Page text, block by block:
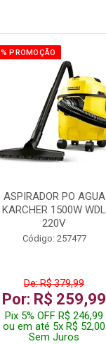
% PROMOÇÃO
ASPIRADOR PO AGUA
KARCHER 1500W WDL
220V
Código: 257477
De: R$ 379,99
Por: R$ 259,99
Pix 5% OFF R$ 246,99
ou em até 5x R$ 52,00
Sem Juros